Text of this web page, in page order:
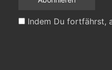
Indem Du fortfährst,